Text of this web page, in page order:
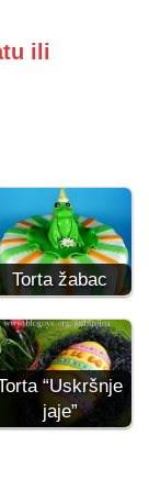
ili
Torta žabac
“Uskršnje
jaje”